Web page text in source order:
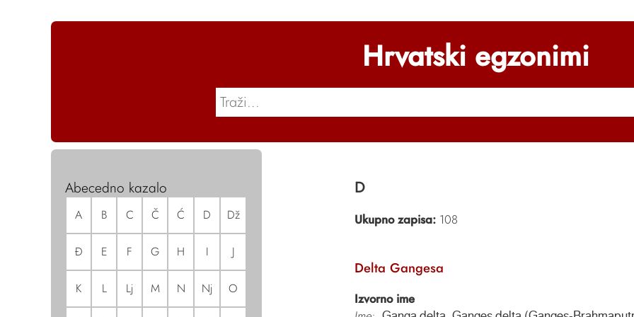
Hrvatski egzonimi
Abecedno kazalo
A B C Č Ć D Dž
Đ E F G H I J
K L Lj M N Nj O
D
Ukupno zapisa:108
Delta Gangesa
Izvorno ime